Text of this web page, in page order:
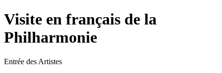
Visite en français de la
Philharmonie
Entrée des Artistes